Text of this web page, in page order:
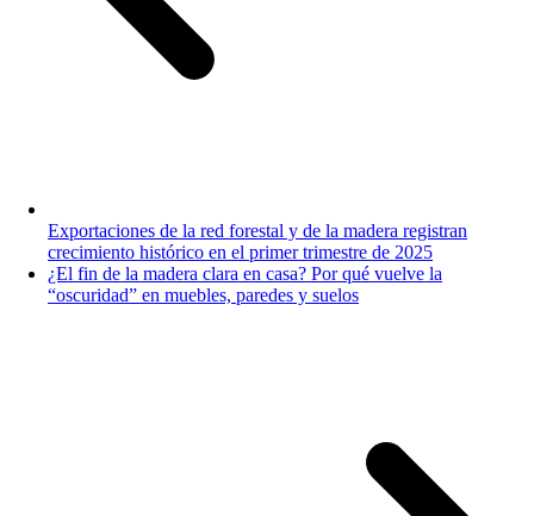
Exportaciones de la red forestal y de la madera registran
crecimiento histórico en el primer trimestre de 2025
¿El fin de la madera clara en casa? Por qué vuelve la
“oscuridad” en muebles, paredes y suelos